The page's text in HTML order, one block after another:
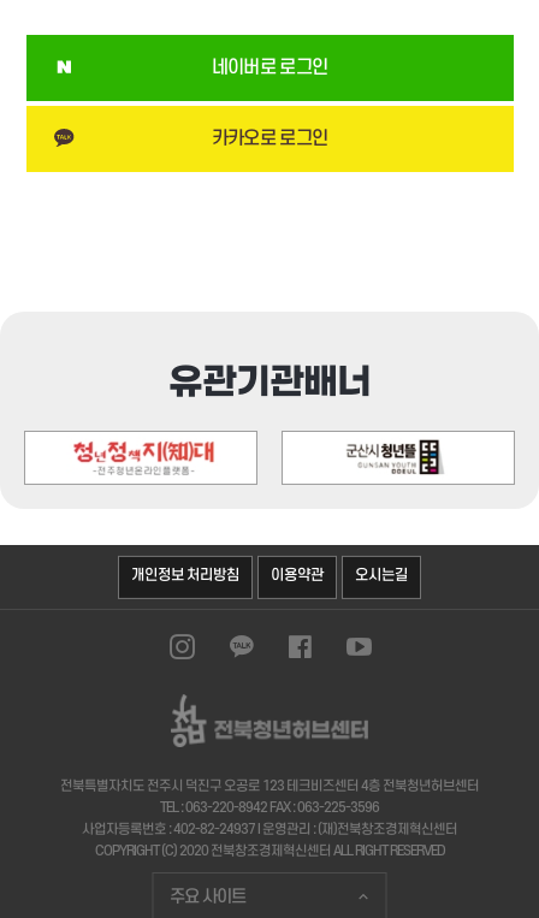
네이버로 로그인
카카오로 로그인
유관기관배너
개인정보 처리방침 이용약관 오시는길
주요 사이트
전북특별자치도 전주시 덕진구 오공로 123 테크비즈센터 4층 전북청년허브센터
TEL : 063-220-8942 FAX : 063-225-3596
사업자등록번호 : 402-82-24937 I 운영관리 : (재)전북창조경제혁신센터
COPYRIGHT (C) 2020 전북창조경제혁신센터 ALL RIGHT RESERVED